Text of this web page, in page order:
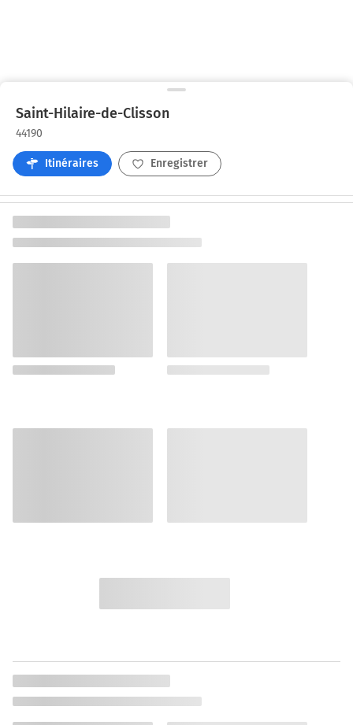
Saint-Hilaire-de-Clisson
44190
Itinéraires Enregistrer